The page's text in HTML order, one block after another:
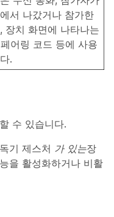
서 나갔거나 참가한
장치 화면에 나타나는
어링 코드 등에 사용
.
수 있습니다.
기 제스처 가 있는장
을 활성화하거나 비활